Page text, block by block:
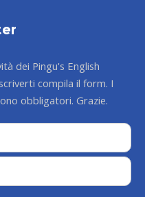
dei Pingu's English
compila il form. I
obbligatori. Grazie.